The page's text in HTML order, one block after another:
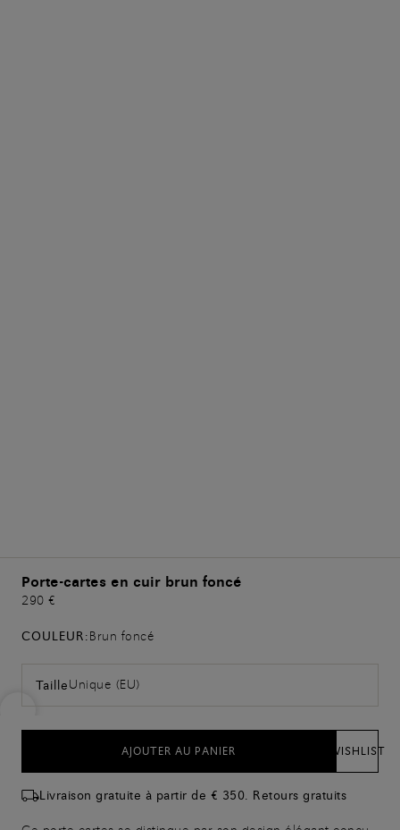
Porte-cartes en cuir brun foncé
290 €
COULEUR:Brun foncé
TailleUnique (EU)
AJOUTER AU PANIER WISHLIST
Livraison gratuite à partir de € 350. Retours gratuits